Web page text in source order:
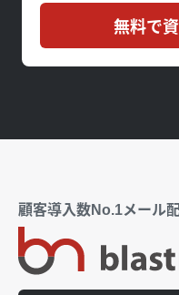
無料で
顧客導入数No.1メール